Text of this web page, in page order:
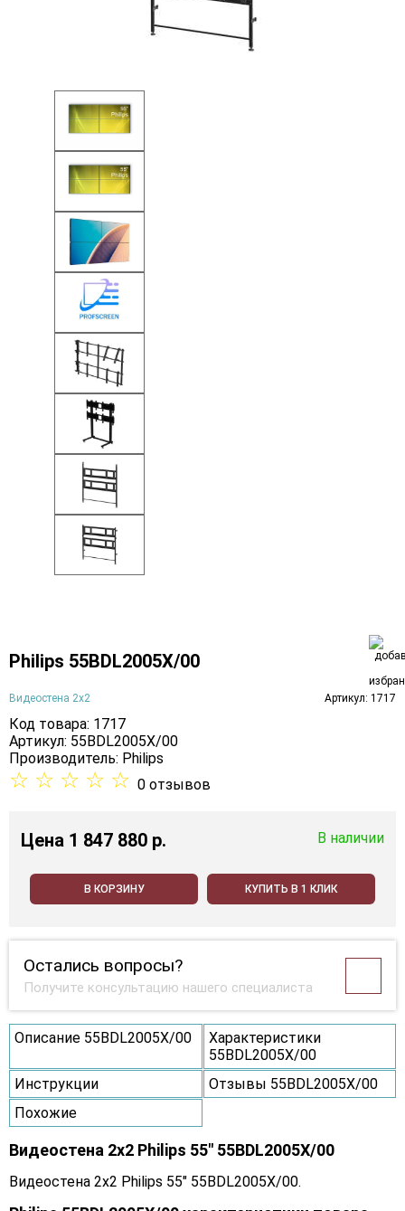
Philips 55BDL2005X/00
Видеостена 2x2 Артикул: 1717
Код товара: 1717
Артикул: 55BDL2005X/00
Производитель: Philips
☆ ☆ ☆ ☆ ☆ 0 отзывов
Цена 1 847 880 p. В наличии
В КОРЗИНУ КУПИТЬ В 1 КЛИК
Остались вопросы?
Получите консультацию нашего специалиста
Описание 55BDL2005X/00
Характеристики
55BDL2005X/00
Инструкции
Отзывы 55BDL2005X/00
Похожие
Видеостена 2x2 Philips 55" 55BDL2005X/00
Видеостена 2x2 Philips 55" 55BDL2005X/00.